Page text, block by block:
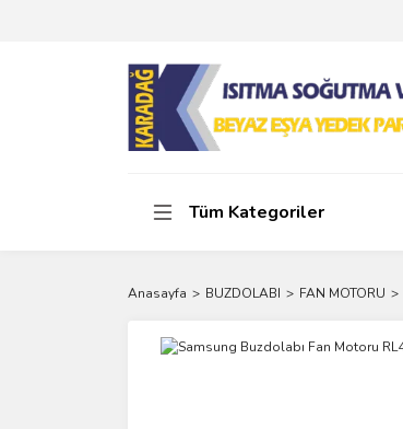
Tüm Kategoriler
Anasayfa BUZDOLABI FAN MOTORU